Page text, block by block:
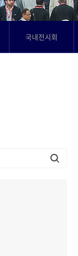
국내전시회